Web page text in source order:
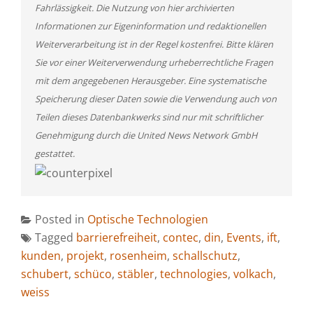
Fahrlässigkeit. Die Nutzung von hier archivierten
Informationen zur Eigeninformation und redaktionellen
Weiterverarbeitung ist in der Regel kostenfrei. Bitte klären
Sie vor einer Weiterverwendung urheberrechtliche Fragen
mit dem angegebenen Herausgeber. Eine systematische
Speicherung dieser Daten sowie die Verwendung auch von
Teilen dieses Datenbankwerks sind nur mit schriftlicher
Genehmigung durch die United News Network GmbH
gestattet.
Posted in Optische Technologien
Tagged barrierefreiheit, contec, din, Events, ift,
kunden, projekt, rosenheim, schallschutz,
schubert, schüco, stäbler, technologies, volkach,
weiss